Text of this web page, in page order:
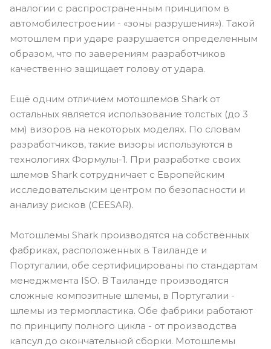
аналогии с распространенным принципом в
автомобилестроении - «зоны разрушения»). Такой
мотошлем при ударе разрушается определенным
образом, что по заверениям разработчиков
качественно защищает голову от удара.
Ещё одним отличием мотошлемов Shark от
остальных является использование толстых (до 3
мм) визоров на некоторых моделях. По словам
разработчиков, такие визоры используются в
технологиях Формулы-1. При разработке своих
шлемов Shark сотрудничает с Европейским
исследовательским центром по безопасности и
анализу рисков (CEESAR).
Мотошлемы Shark производятся на собственных
фабриках, расположенных в Таиланде и
Португалии, обе сертифицированы по стандартам
менеджмента ISO. В Таиланде производятся
сложные композитные шлемы, в Португалии -
шлемы из термопластика. Обе фабрики работают
по принципу полного цикла - от производства
капсул до окончательной сборки. Мотошлемы